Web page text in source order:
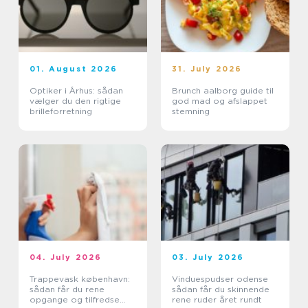
01. August 2026
Optiker i Århus: sådan
vælger du den rigtige
brilleforretning
31. July 2026
Brunch aalborg guide til
god mad og afslappet
stemning
04. July 2026
Trappevask københavn:
sådan får du rene
opgange og tilfredse
03. July 2026
Vinduespudser odense
sådan får du skinnende
rene ruder året rundt